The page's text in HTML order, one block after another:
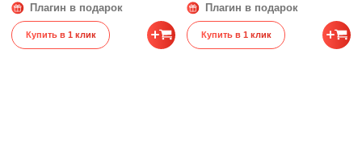
Вес
Плагин в подарок
Купить в 1 клик
Плагин в подарок
Купить в 1 клик